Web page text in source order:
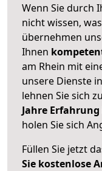
Wenn Sie durch
nicht wissen,
übernehmen
Ihnen
am Rhein mit
unsere Dienste
lehnen Sie sich
Jahre Erfahrung
holen Sie sich
Füllen Sie jetzt
Sie kostenlose